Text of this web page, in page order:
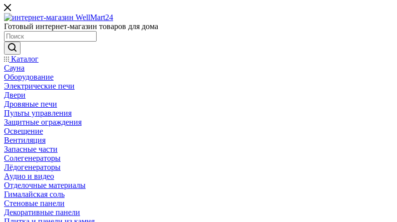
Готовый интернет-магазин товаров для дома
Каталог
Сауна
Оборудование
Электрические печи
Двери
Дровяные печи
Пульты управления
Защитные ограждения
Освещение
Вентиляция
Запасные части
Солегенераторы
Лёдогенераторы
Аудио и видео
Отделочные материалы
Гималайская соль
Стеновые панели
Декоративные панели